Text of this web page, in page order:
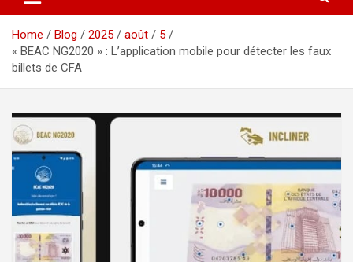
Home Blog 2025 août
5
« BEAC NG2020 » : L’application mobile pour détecter les faux
billets de CFA